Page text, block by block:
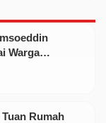
Warga
Rumah